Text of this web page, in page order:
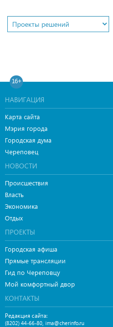
16+
НАВИГАЦИЯ
Карта сайта
Мэрия города
Городская дума
Череповец
НОВОСТИ
Происшествия
Власть
Экономика
Отдых
ПРОЕКТЫ
Городская афиша
Прямые трансляции
Гид по Череповцу
Мой комфортный двор
КОНТАКТЫ
Редакция сайта:
(8202) 44-66-80, ima@cherinfo.ru